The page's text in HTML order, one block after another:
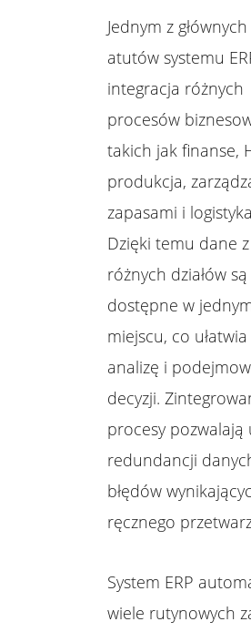
Jednym z głównych
atutów systemu
integracja różnych
procesów
takich jak finanse,
produkcja,
zapasami i
Dzięki temu dane z
różnych działów są
dostępne w
miejscu, co
analizę i
decyzji.
procesy pozwalają
redundancji
błędów
ręcznego
System ERP
wiele rutynowych